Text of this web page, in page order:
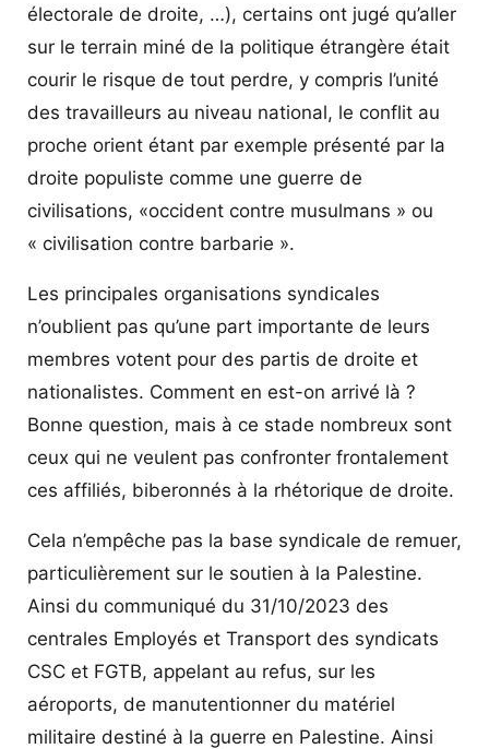
électorale de droite, …), certains ont jugé qu’aller
sur le terrain miné de la politique étrangère était
courir le risque de tout perdre, y compris l’unité
des travailleurs au niveau national, le conflit au
proche orient étant par exemple présenté par la
droite populiste comme une guerre de
civilisations, «occident contre musulmans » ou
« civilisation contre barbarie ».
Les principales organisations syndicales
n’oublient pas qu’une part importante de leurs
membres votent pour des partis de droite et
nationalistes. Comment en est-on arrivé là ?
Bonne question, mais à ce stade nombreux sont
ceux qui ne veulent pas confronter frontalement
ces affiliés, biberonnés à la rhétorique de droite.
Cela n’empêche pas la base syndicale de remuer,
particulièrement sur le soutien à la Palestine.
Ainsi du communiqué du 31/10/2023 des
centrales Employés et Transport des syndicats
CSC et FGTB, appelant au refus, sur les
aéroports, de manutentionner du matériel
militaire destiné à la guerre en Palestine. Ainsi